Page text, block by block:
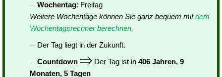
Wochentag: Freitag
Weitere Wochentage können Sie ganz bequem mitdem
Wochentagsrechner berechnen.
Der Tag liegt in der Zukunft.
Countdown
Der Tag ist in 406 Jahren, 9
Monaten, 5 Tagen